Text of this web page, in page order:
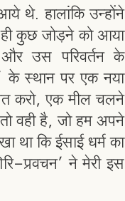
थे. हालांकि उन्होंने
कुछ जोड़ने को आया
उस परिवर्तन के
स्थान पर एक नया
करो, एक मील चलने
वही है, जो हम अपने
था कि ईसाई धर्म का
प्रवचन’ ने मेरी इस